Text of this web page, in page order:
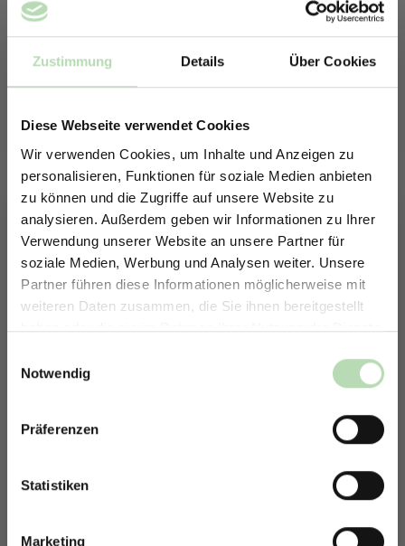
Zustimmung Details Über Cookies
Diese Webseite verwendet Cookies
Wir verwenden Cookies, um Inhalte und Anzeigen zu
personalisieren, Funktionen für soziale Medien anbieten
zu können und die Zugriffe auf unsere Website zu
analysieren. Außerdem geben wir Informationen zu Ihrer
Verwendung unserer Website an unsere Partner für
soziale Medien, Werbung und Analysen weiter. Unsere
Partner führen diese Informationen möglicherweise mit
weiteren Daten zusammen, die Sie ihnen bereitgestellt
haben oder die sie im Rahmen Ihrer Nutzung der Dienste
Notwendig
Präferenzen
Statistiken
Marketing
ausgesetzt sind – beispielsweise in Badezimmern, Küchen
oder im Außenbereich. Du kannst bei uns zwischen einer
auswählen.
Beschichtung
Wie erfolgt die Montage?
Der Aufbau gelingt ohne großen Aufwand. Die Platten kannst
ERHALTE 5% RABATT AUF
DEINE RÜCKWÄNDE